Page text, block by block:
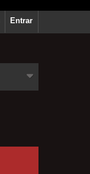
Entrar